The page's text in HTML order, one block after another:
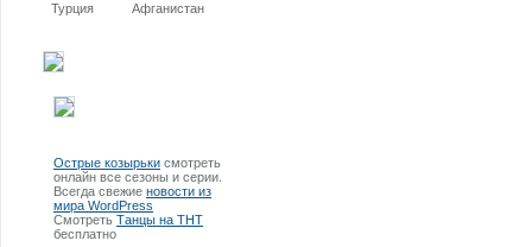
Турция Афганистан
Острые козырьки смотреть
онлайн все сезоны и серии.
Всегда свежие новости из
мира WordPress
Смотреть Танцы на ТНТ
бесплатно